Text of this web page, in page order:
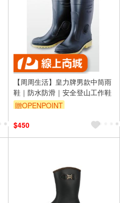
【周周生活】皇力牌男款中筒雨
鞋｜防水防滑｜安全登山工作鞋
贈OPENPOINT
$450